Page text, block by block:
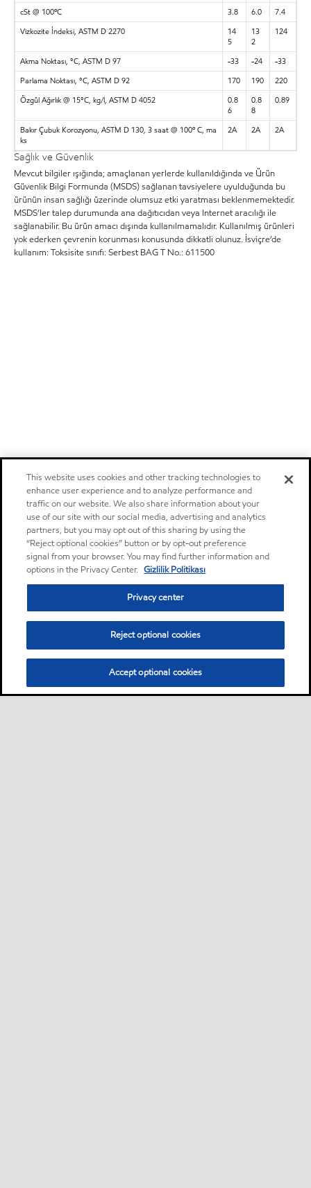
cSt @ 100ºC 3.8 6.0
7.4
Vizkozite İndeksi, ASTM D 2270
14
5
13
2
124
Akma Noktası, °C, ASTM D 97 -33 -24
-33
Parlama Noktası, °C, ASTM D 92
170 190
220
Özgül Ağırlık @ 15°C, kg/l, ASTM D 4052
0.8
6
0.8
8
0.89
Bakır Çubuk Korozyonu, ASTM D 130, 3 saat @ 100º C, ma
ks
2A 2A 2A
Sağlık ve Güvenlik
Mevcut bilgiler ışığında; amaçlanan yerlerde kullanıldığında ve Ürün
Güvenlik Bilgi Formunda (MSDS) sağlanan tavsiyelere uyulduğunda bu
ürünün insan sağlığı üzerinde olumsuz etki yaratması beklenmemektedir.
MSDS’ler talep durumunda ana dağıtıcıdan veya Internet aracılığı ile
sağlanabilir. Bu ürün amacı dışında kullanılmamalıdır. Kullanılmış ürünleri
yok ederken çevrenin korunması konusunda dikkatli olunuz. İsviçre’de
kullanım: Toksisite sınıfı: Serbest BAG T No.: 611500
This website uses cookies and other tracking technologies to
enhance user experience and to analyze performance and
traffic on our website. We also share information about your
use of our site with our social media, advertising and analytics
partners, but you may opt out of this sharing by using the
“Reject optional cookies” button or by opt-out preference
signal from your browser. You may find further information and
options in the Privacy Center. Gizlilik Politikası
Privacy center
Reject optional cookies
Accept optional cookies